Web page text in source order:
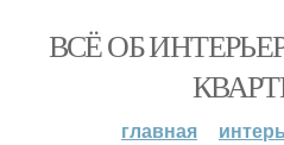
ВСЁ ОБ
главная